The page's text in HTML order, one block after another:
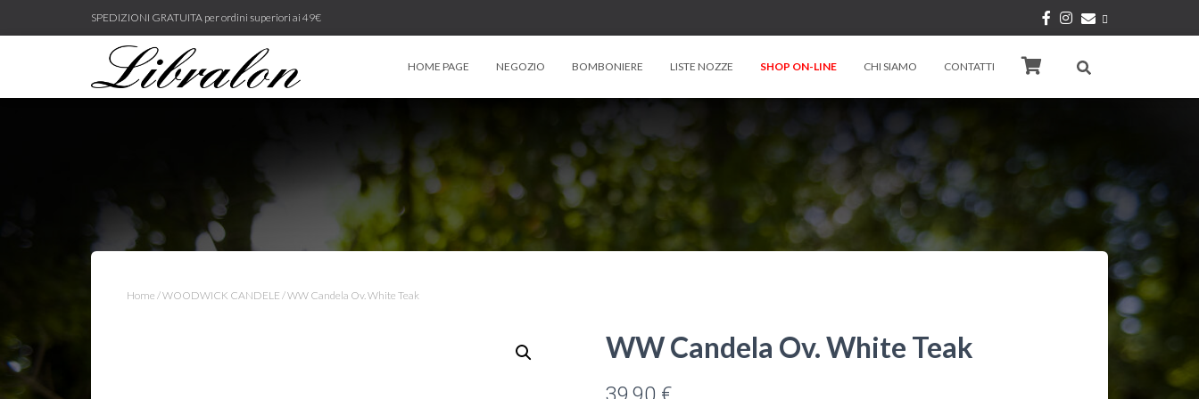
SPEDIZIONI GRATUITA per ordini superiori ai 49€
HOME PAGE NEGOZIO BOMBONIERE LISTE NOZZE SHOP ON-LINE CHI SIAMO CONTATTI
Home /WOODWICK CANDELE / WW Candela Ov. White Teak
WW Candela Ov. White Teak